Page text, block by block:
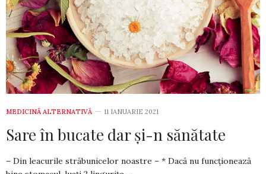
MEDICINĂ ALTERNATIVĂ 11 IANUARIE 2021
Sare în bucate dar și-n sănătate
– Din leacurile străbunicelor noastre – * Dacă nu funcționează